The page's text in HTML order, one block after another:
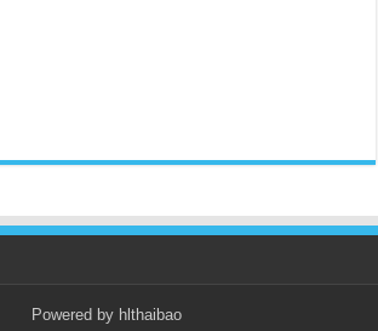
Powered by hlthaibao